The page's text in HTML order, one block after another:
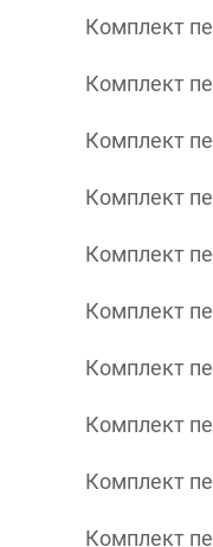
Комплект
Комплект
Комплект
Комплект
Комплект
Комплект
Комплект
Комплект
Комплект
Комплект